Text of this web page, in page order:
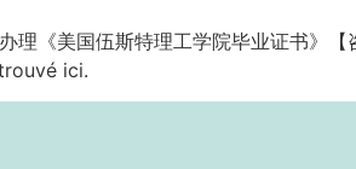
《美国伍斯特理工学院毕业证书》【
ici.